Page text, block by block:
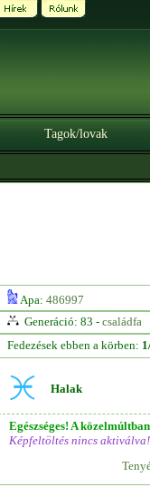
Tagok/lovak
Apa: 486997
Generáció: 83 - családfa
Fedezések ebben a körben:
Halak
Egészséges! A
Képfeltöltés nincs aktiválva!